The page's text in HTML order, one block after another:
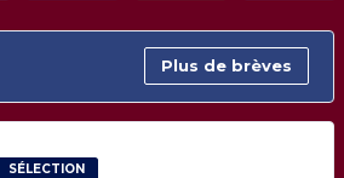
Plus de brèves
SÉLECTION